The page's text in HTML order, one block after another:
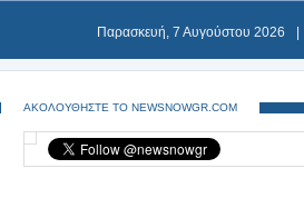
Παρασκευή, 7 Αυγούστου 2026
ΑΚΟΛΟΥΘΗΣΤΕ ΤΟ NEWSNOWGR.COM